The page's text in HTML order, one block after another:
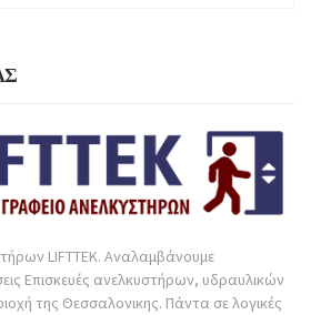
LIFTTEK. Αναλαμβάνουμε
Επισκευές ανελκυστήρων, υδραυλικών
της Θεσσαλονικης. Πάντα σε λογικές